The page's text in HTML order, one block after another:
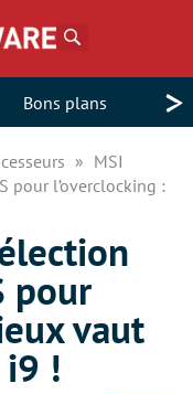
Bons plans >
MSI
pour l’overclocking :
pour
vaut
i9 !